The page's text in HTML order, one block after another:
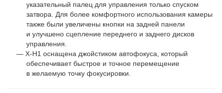
указательный палец для управления только спуском
затвора. Для более комфортного использования камеры
также были увеличены кнопки на задней панели
и улучшено сцепление переднего и заднего дисков
управления.
X-H1 оснащена джойстиком автофокуса, который
обеспечивает быстрое и точное перемещение
в желаемую точку фокусировки.